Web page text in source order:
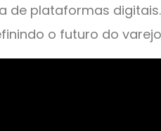
de plataformas
o futuro do